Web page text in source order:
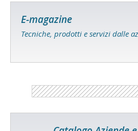
E-magazine
Tecniche, prodotti e servizi dalle